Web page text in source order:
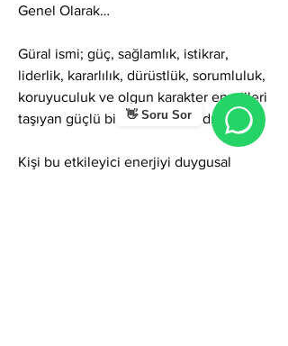
👋 Soru Sor
Genel Olarak…
Güral ismi; güç, sağlamlık, istikrar,
liderlik, kararlılık, dürüstlük, sorumluluk,
koruyuculuk ve olgun karakter enerjileri
taşıyan güçlü bir isim frekansıdır.
Kişi bu etkileyici enerjiyi duygusal